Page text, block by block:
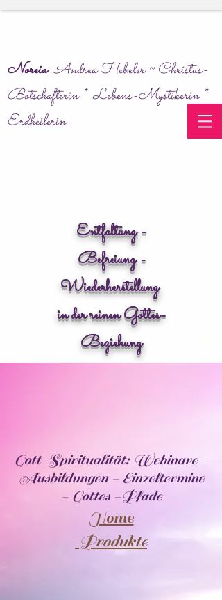
NoreiaAndrea Hebeler ~ Christus-
Botschafterin * Lebens-Mystikerin *
Erdheilerin
Entfaltung -
Befreiung -
Wiederherstellung
in der reinen Gottes-
Beziehung
Gott-Spiritualität: Webinare -
Ausbildungen - Einzeltermine
- Gottes -Pfade
Home
Produkte